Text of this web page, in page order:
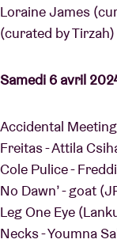
Loraine James
(curated by
Samedi 6 avril
Accidental
Freitas - Attila
Cole Pulice -
No Dawn’ - goat
Leg One Eye
Necks - Youmna